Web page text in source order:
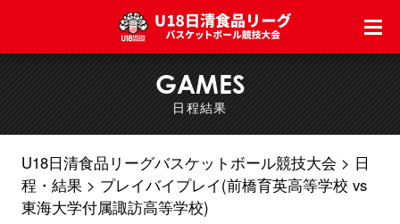
GAMES
日程結果
U18日清食品リーグバスケットボール競技大会
日
程・結果
プレイバイプレイ(前橋育英高等学校 vs
東海大学付属諏訪高等学校)